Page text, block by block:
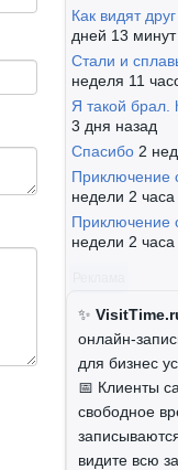
Как видят
дней 13 минут
Стали и
неделя 11
Я такой брал.
3 дня назад
Спасибо 2
Приключение
недели 2 часа
Приключение
недели 2 часа
✨
онлайн-
для бизнес
📅 Клиенты
свободное
видите всю